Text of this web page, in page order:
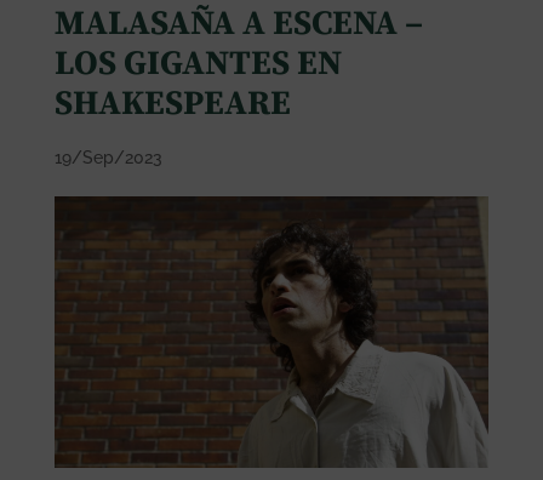
MALASAÑA A ESCENA –
LOS GIGANTES EN
SHAKESPEARE
19/Sep/2023